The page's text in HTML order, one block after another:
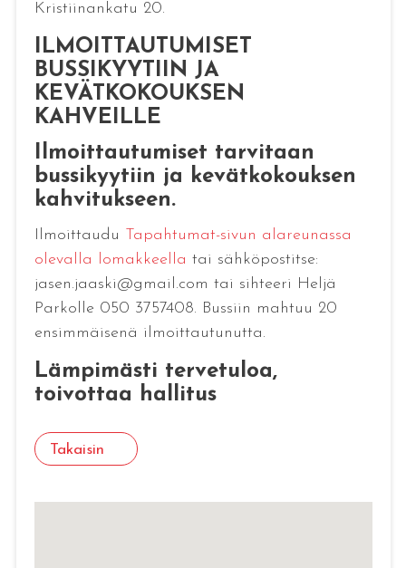
Kristiinankatu 20.
ILMOITTAUTUMISET
BUSSIKYYTIIN JA
KEVÄTKOKOUKSEN
KAHVEILLE
Ilmoittautumiset tarvitaan
bussikyytiin ja kevätkokouksen
kahvitukseen.
Ilmoittaudu
Tapahtumat-sivun alareunassa
olevalla lomakkeella tai sähköpostitse:
jasen.jaaski@gmail.com tai sihteeri Heljä
Parkolle 050 3757408. Bussiin mahtuu 20
ensimmäisenä ilmoittautunutta.
Lämpimästi tervetuloa,
toivottaa hallitus
Takaisin